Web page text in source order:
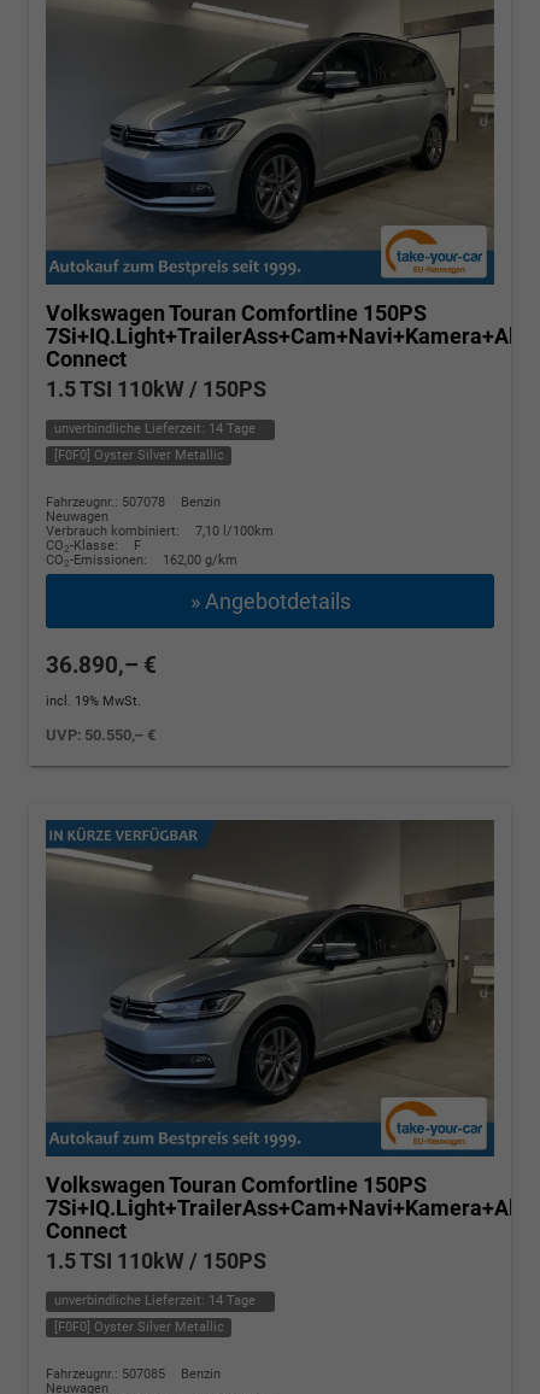
Volkswagen Touran Comfortline 150PS
Connect
1.5 TSI 110kW / 150PS
unverbindliche Lieferzeit: 14 Tage
[F0F0] Oyster Silver Metallic
Fahrzeugnr.: 507078
Benzin
Neuwagen
Verbrauch kombiniert:
7,10 l/100km
CO2-Klasse:
F
CO2-Emissionen: 162,00 g/km
» Angebotdetails
36.890,– €
incl. 19% MwSt.
UVP: 50.550,– €
Volkswagen Touran Comfortline 150PS
Connect
1.5 TSI 110kW / 150PS
unverbindliche Lieferzeit: 14 Tage
[F0F0] Oyster Silver Metallic
Fahrzeugnr.: 507085
Benzin
Neuwagen